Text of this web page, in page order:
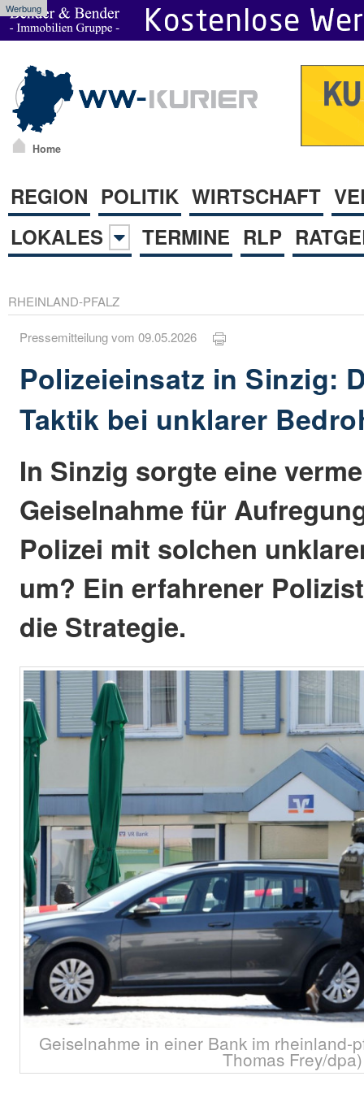
Werbung
Home
REGION POLITIK WIRTSCHAFT
LOKALES
TERMINE RLP
RHEINLAND-PFALZ
Pressemitteilung vom 09.05.2026
Polizeieinsatz in Sinzig:
Taktik bei unklarer
In Sinzig sorgte eine
Geiselnahme für
Polizei mit solchen
um? Ein erfahrener
die Strategie.
Geiselnahme in einer Bank im rheinland-
Thomas Frey/dpa)